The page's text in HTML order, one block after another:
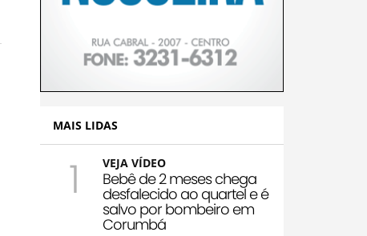
MAIS LIDAS
1 VEJA VÍDEO
Bebê de 2 meses chega
desfalecido ao quartel e é
salvo por bombeiro em
Corumbá